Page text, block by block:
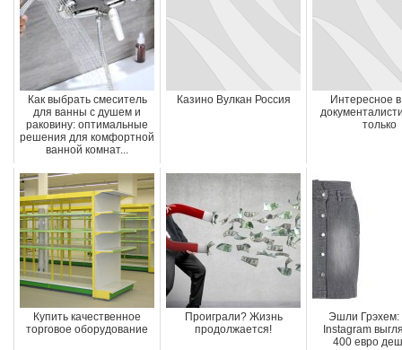
Как выбрать смеситель
для ванны с душем и
раковину: оптимальные
решения для комфортной
ванной комнат...
Казино Вулкан Россия
Интересное
только
Купить качественное
торговое оборудование
Проиграли? Жизнь
продолжается!
Эшли Грэхем:
Instagram
400 евро